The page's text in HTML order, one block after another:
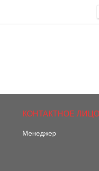
Менеджер